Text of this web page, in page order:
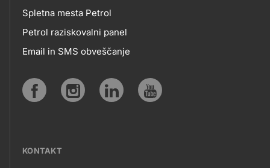
MOBILNE
APLIKACIJE
SPLETNA
Spletna mesta Petrol
Petrol raziskovalni panel
Email in SMS obveščanje
KONTAKT